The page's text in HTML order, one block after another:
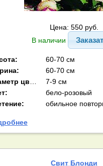
Цена: 550 руб.
В наличии
60-70 см
60-70 см
7-9 см
бело-розовый
обильное
Свит Блонди